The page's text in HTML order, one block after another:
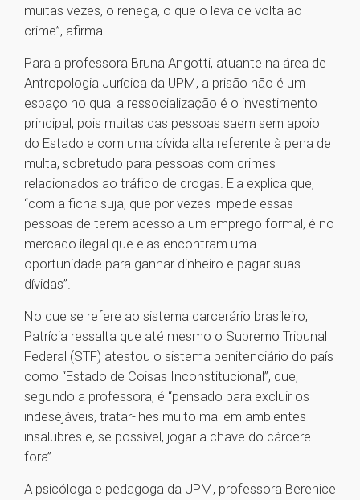
muitas vezes, o renega, o que o leva de volta ao
crime”, afirma.
Para a professora Bruna Angotti, atuante na área de
Antropologia Jurídica da UPM, a prisão não é um
espaço no qual a ressocialização é o investimento
principal, pois muitas das pessoas saem sem apoio
do Estado e com uma dívida alta referente à pena de
multa, sobretudo para pessoas com crimes
relacionados ao tráfico de drogas. Ela explica que,
“com a ficha suja, que por vezes impede essas
pessoas de terem acesso a um emprego formal, é no
mercado ilegal que elas encontram uma
oportunidade para ganhar dinheiro e pagar suas
dívidas”.
No que se refere ao sistema carcerário brasileiro,
Patrícia ressalta que até mesmo o Supremo Tribunal
Federal (STF) atestou o sistema penitenciário do país
como “Estado de Coisas Inconstitucional”, que,
segundo a professora, é “pensado para excluir os
indesejáveis, tratar-lhes muito mal em ambientes
insalubres e, se possível, jogar a chave do cárcere
fora”.
A psicóloga e pedagoga da UPM, professora Berenice